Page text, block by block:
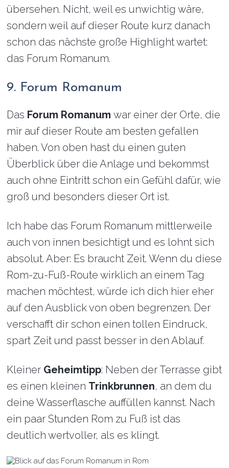
übersehen. Nicht, weil es unwichtig wäre,
sondern weil auf dieser Route kurz danach
schon das nächste große Highlight wartet:
das Forum Romanum.
9. Forum Romanum
Das Forum Romanumwar einer der Orte, die
mir auf dieser Route am besten gefallen
haben. Von oben hast du einen guten
Überblick über die Anlage und bekommst
auch ohne Eintritt schon ein Gefühl dafür, wie
groß und besonders dieser Ort ist.
Ich habe das Forum Romanum mittlerweile
auch von innen besichtigt und es lohnt sich
absolut. Aber: Es braucht Zeit. Wenn du diese
Rom-zu-Fuß-Route wirklich an einem Tag
machen möchtest, würde ich dich hier eher
auf den Ausblick von oben begrenzen. Der
verschafft dir schon einen tollen Eindruck,
spart Zeit und passt besser in den Ablauf.
Kleiner Geheimtipp: Neben der Terrasse gibt
es einen kleinen Trinkbrunnen, an dem du
deine Wasserflasche auffüllen kannst. Nach
ein paar Stunden Rom zu Fuß ist das
deutlich wertvoller, als es klingt.